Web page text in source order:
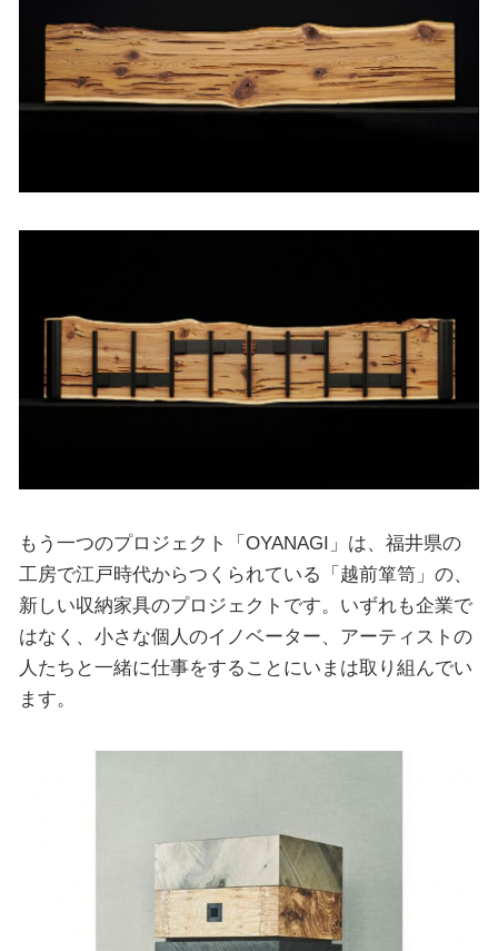
もう一つのプロジェクト「OYANAGI」は、福井県の
工房で江戸時代からつくられている「越前箪笥」の、
新しい収納家具のプロジェクトです。いずれも企業で
はなく、小さな個人のイノベーター、アーティストの
人たちと一緒に仕事をすることにいまは取り組んでい
ます。